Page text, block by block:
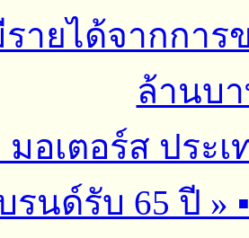
รายได้จากการ
ล้านบ
อเตอร์ส ประเ
นด์รับ 65 ปี »